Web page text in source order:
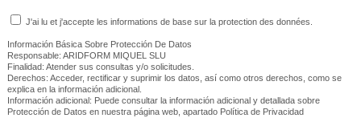
J'ai lu et j'accepte les informations de base sur la protection des données.
Información Básica Sobre Protección De Datos
Responsable: ARIDFORM MIQUEL SLU
Finalidad: Atender sus consultas y/o solicitudes.
Derechos: Acceder, rectificar y suprimir los datos, así como otros derechos, como se
explica en la información adicional.
Información adicional: Puede consultar la información adicional y detallada sobre
Protección de Datos en nuestra página web, apartado Política de Privacidad